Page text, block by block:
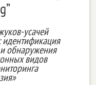
усачей
идентификация
обнаружения
видов